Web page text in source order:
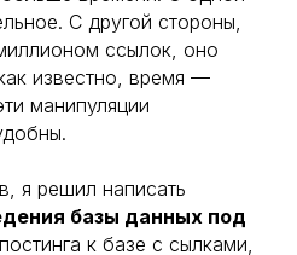
С другой стороны,
ссылок, оно
известно, время —
манипуляции
я решил написать
базы данных под
к базе с сылками,